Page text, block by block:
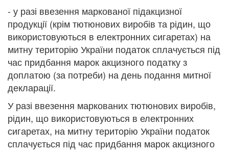
- у разі ввезення маркованої підакцизної
продукції (крім тютюнових виробів та рідин, що
використовуються в електронних сигаретах) на
митну територію України податок сплачується під
час придбання марок акцизного податку з
доплатою (за потреби) на день подання митної
декларації.
У разі ввезення маркованих тютюнових виробів,
рідин, що використовуються в електронних
сигаретах, на митну територію України податок
сплачується під час придбання марок акцизного